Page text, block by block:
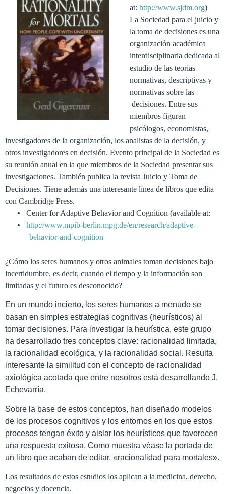
at: http://www.sjdm.org)
La Sociedad para el juicio y
la toma de decisiones es una
organización académica
interdisciplinaria dedicada al
estudio de las teorías
normativas, descriptivas y
normativas sobre las
decisiones. Entre sus
miembros figuran
psicólogos, economistas,
investigadores de la organización, los analistas de la decisión, y
otros investigadores en decisión. Evento principal de la Sociedad es
su reunión anual en la que miembros de la Sociedad presentar sus
investigaciones. También publica la revista Juicio y Toma de
Decisiones. Tiene además una interesante línea de libros que edita
con Cambridge Press.
•
Center for Adaptive Behavior and Cognition (available at:
•
http://www.mpib-berlin.mpg.de/en/research/adaptive-
behavior-and-cognition
¿Cómo los seres humanos y otros animales toman decisiones bajo
incertidumbre, es decir, cuando el tiempo y la información son
limitadas y el futuro es desconocido?
En un mundo incierto, los seres humanos a menudo se
basan en simples estrategias cognitivas (heurísticos) al
tomar decisiones. Para investigar la heurística, este grupo
ha desarrollado tres conceptos clave: racionalidad limitada,
la racionalidad ecológica, y la racionalidad social . Resulta
interesante la similitud con el concepto de racionalidad
axiológica acotada que entre nosotros está desarrollando J.
Echevarría.
Sobre la base de estos conceptos, han diseñado modelos
de los procesos cognitivos y los entornos en los que estos
procesos tengan éxito y aislar los heurísticos que favorecen
una respuesta exitosa. Como muestra véase la portada de
un libro que acaban de editar, «racionalidad para mortales».
Los resultados de estos estudios los aplican a la medicina, derecho,
negocios y docencia.